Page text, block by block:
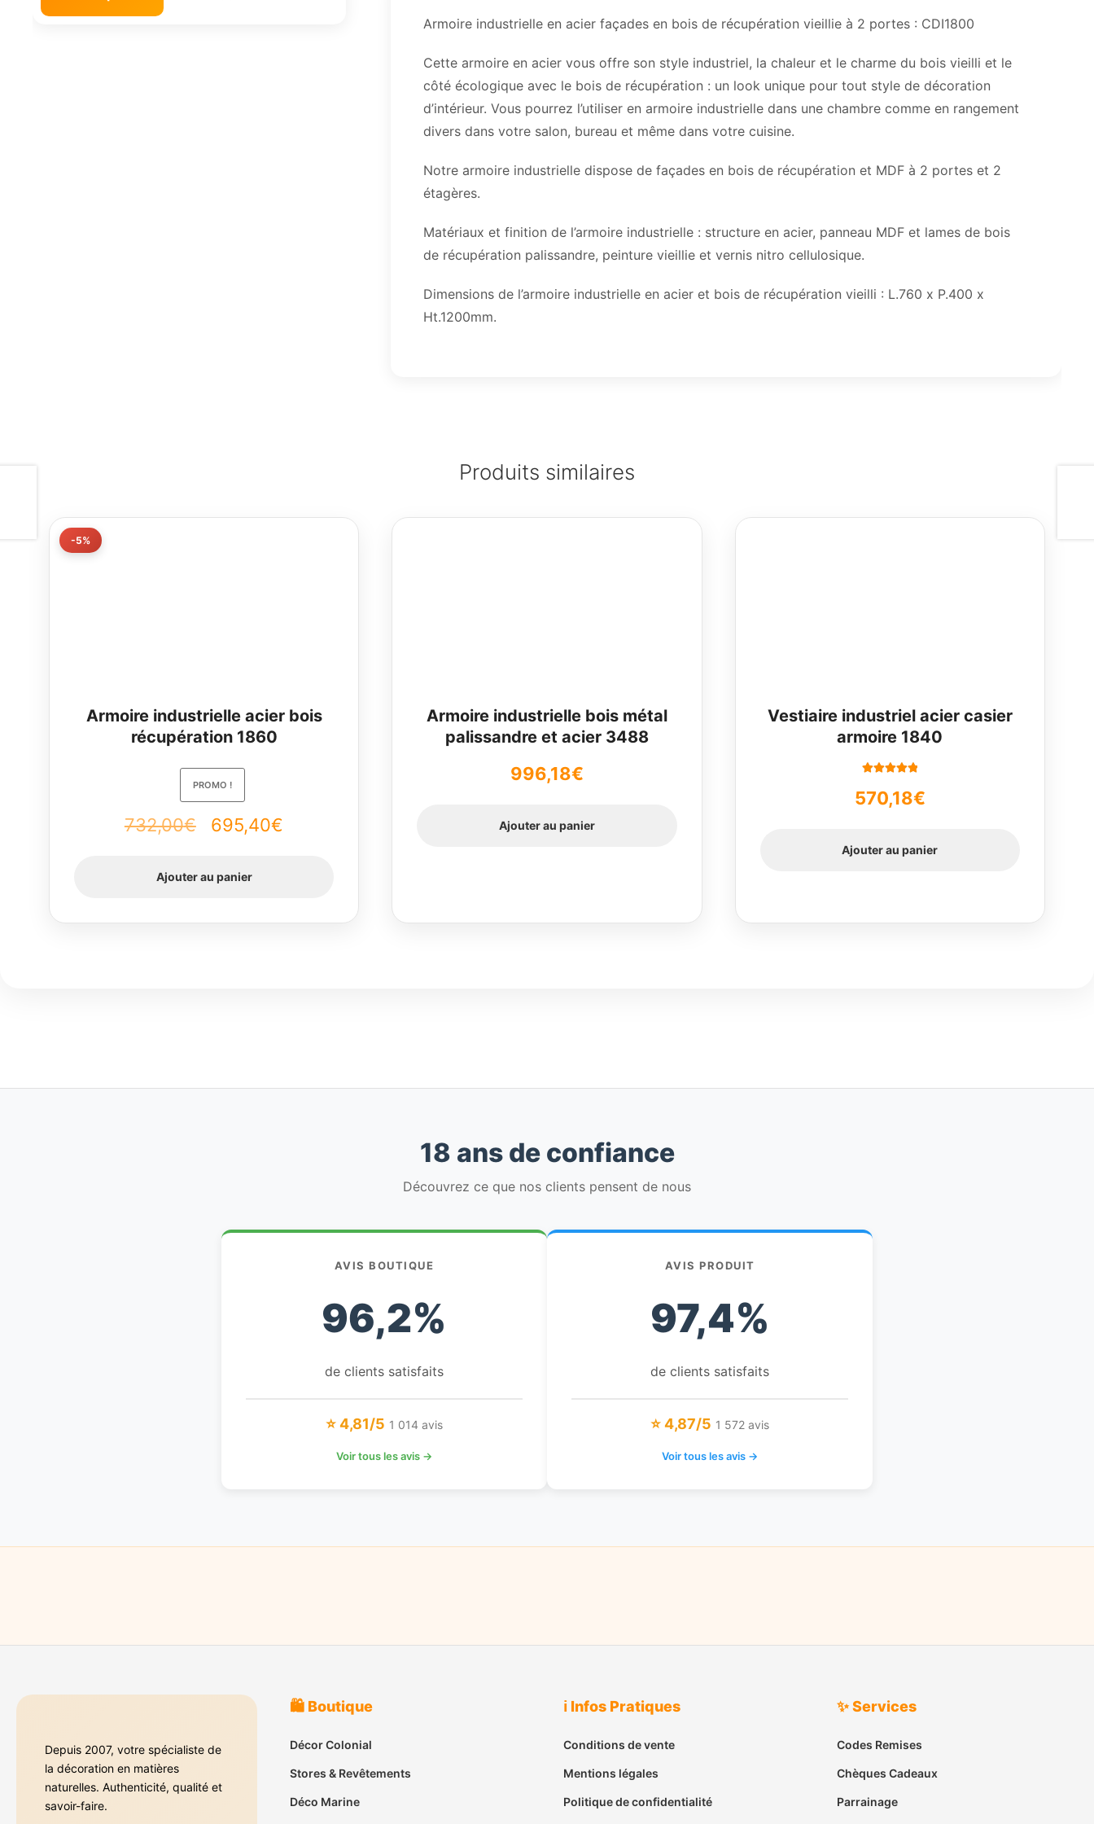
Armoire industrielle en acier façades en bois de récupération vieillie à 2 portes : CDI1800
Cette armoire en acier vous offre son style industriel, la chaleur et le charme du bois vieilli et le
côté écologique avec le bois de récupération : un look unique pour tout style de décoration
d’intérieur. Vous pourrez l’utiliser en armoire industrielle dans une chambre comme en rangement
divers dans votre salon, bureau et même dans votre cuisine.
Notre armoire industrielle dispose de façades en bois de récupération et MDF à 2 portes et 2
étagères.
Matériaux et finition de l’armoire industrielle : structure en acier, panneau MDF et lames de bois
de récupération palissandre, peinture vieillie et vernis nitro cellulosique.
Dimensions de l’armoire industrielle en acier et bois de récupération vieilli : L.760 x P.400 x
Ht.1200mm.
Produits similaires
-5%
Armoire industrielle acier bois
récupération 1860
PROMO !
732,00€
Le
initial
695,40€
Ajouter au panier
Armoire industrielle bois métal
palissandre et acier 3488
996,18€
Ajouter au panier
Vestiaire industriel acier casier
armoire 1840
5
570,18€
Ajouter au panier
18 ans de confiance
Découvrez ce que nos clients pensent de nous
AVIS BOUTIQUE
96,2%
de clients satisfaits
⭐ 4,81/5 1 014 avis
Voir tous les avis →
AVIS PRODUIT
97,4%
de clients satisfaits
⭐ 4,87/5 1 572 avis
Voir tous les avis →
Depuis 2007, votre spécialiste de
la décoration en matières
naturelles. Authenticité, qualité et
savoir-faire.
🛍️ Boutique
Décor Colonial
Stores & Revêtements
Déco Marine
ℹ️ Infos Pratiques
Conditions de vente
Mentions légales
Politique de confidentialité
✨ Services
Codes Remises
Chèques Cadeaux
Parrainage